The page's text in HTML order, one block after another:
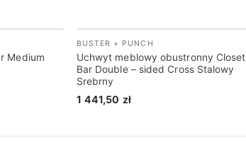
Medium
BUSTER + PUNCH
Uchwyt meblowy obustronny Closet
Bar Double – sided Cross Stalowy
Srebrny
1 441,50 zł